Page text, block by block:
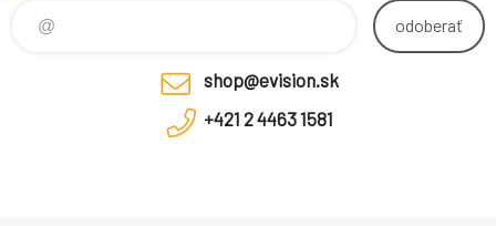
odoberať
shop@evision.sk
+421 2 4463 1581